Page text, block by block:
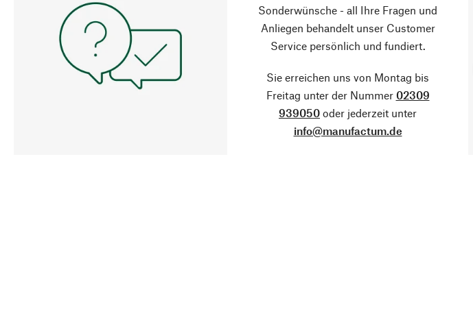
Sonderwünsche - all Ihre Fragen und
Anliegen behandelt unser Customer
Service persönlich und fundiert.
Sie erreichen uns von Montag bis
Freitag unter der Nummer 02309
939050 oder jederzeit unter
info@manufactum.de